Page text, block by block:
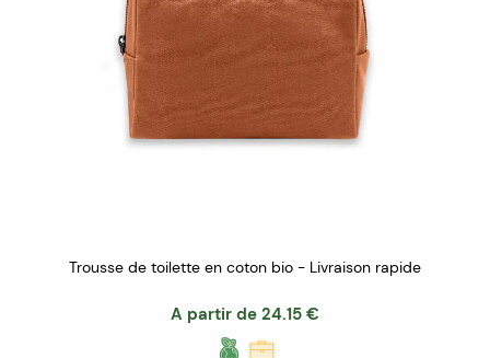
Trousse de toilette en coton bio - Livraison rapide
A partir de 24.15 €